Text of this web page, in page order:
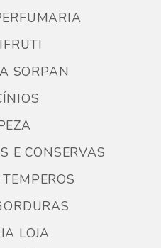
SORPAN
E CONSERVAS
LOJA